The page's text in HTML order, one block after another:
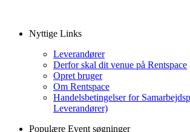
Nyttige Links
Leverandører
Derfor skal dit venue på Rentspace
Opret bruger
Om Rentspace
Handelsbetingelser for
Leverandører)
Populære Event søgninger